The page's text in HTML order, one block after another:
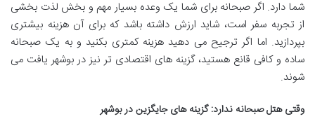
شما دارد. اگر صبحانه برای شما یک وعده بسیار مهم و بخش لذت بخشی
از تجربه سفر است، شاید ارزش داشته باشد که برای آن هزینه بیشتری
بپردازید. اما اگر ترجیح می دهید هزینه کمتری بکنید و به یک صبحانه
ساده و کافی قانع هستید، گزینه های اقتصادی تر نیز در بوشهر یافت می
شوند.
وقتی هتل صبحانه ندارد: گزینه های جایگزین در بوشهر